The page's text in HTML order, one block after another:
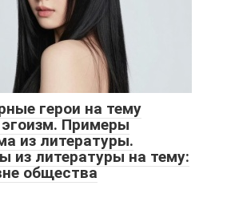
герои на тему
Примеры
из литературы.
из литературы на тему:
общества